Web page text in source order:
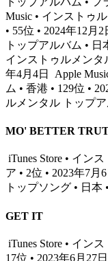
Music • インストゥ
• 55位 • 2024年12月2
トップアルバム • 日
インストゥルメンタ
年4月4日
Apple
ム • 香港 • 129位 •
ルメンタル トップア
MO' BETTER
iTunes Store • イン
ア • 2位 • 2023年7月6
トップソング • 日本
GET IT
iTunes Store • イン
17位 • 2023年6月27日